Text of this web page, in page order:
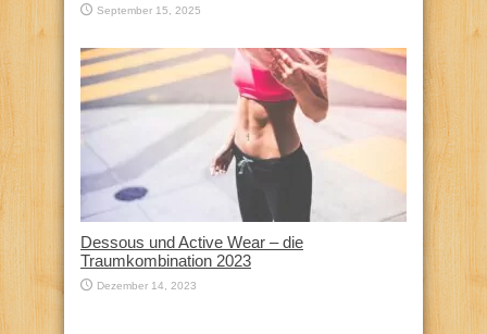
September 15, 2025
Dessous und Active Wear – die
Traumkombination 2023
Dezember 14, 2023